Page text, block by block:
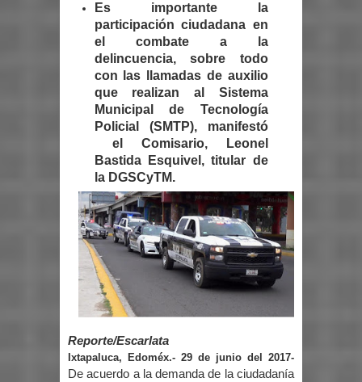
Es importante la
participación ciudadana en
el combate a la
delincuencia, sobre todo
con las llamadas de auxilio
que realizan al Sistema
Municipal de Tecnología
Policial (SMTP), manifestó
el Comisario, Leonel
Bastida Esquivel, titular de
la DGSCyTM.
Reporte/Escarlata
Ixtapaluca, Edoméx.- 29 de junio del 2017-
De acuerdo a la demanda de la ciudadanía